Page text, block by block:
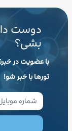
دوست
بشی؟
با عضویت در
تورها با خبر شو!